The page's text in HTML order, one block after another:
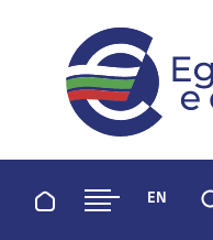
evroto.bg
Начало EN